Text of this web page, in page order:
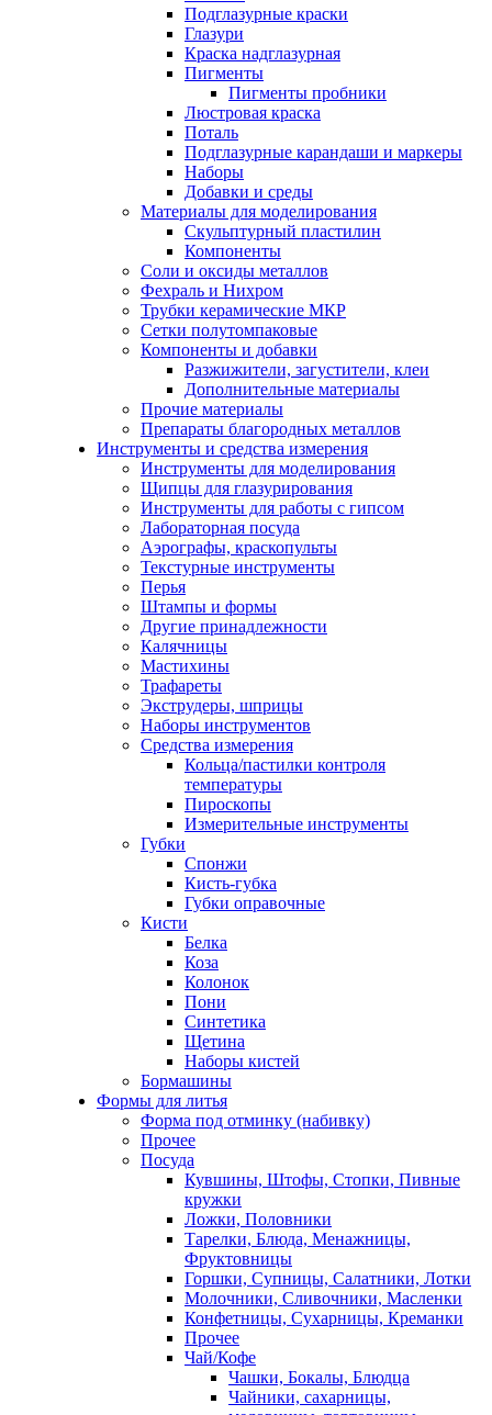
Подглазурные краски
Глазури
Краска надглазурная
Пигменты
Пигменты пробники
Люстровая краска
Поталь
Подглазурные карандаши и маркеры
Наборы
Добавки и среды
Материалы для моделирования
Скульптурный пластилин
Компоненты
Соли и оксиды металлов
Фехраль и Нихром
Трубки керамические МКР
Сетки полутомпаковые
Компоненты и добавки
Разжижители, загустители, клеи
Дополнительные материалы
Прочие материалы
Препараты благородных металлов
Инструменты и средства измерения
Инструменты для моделирования
Щипцы для глазурирования
Инструменты для работы с гипсом
Лабораторная посуда
Аэрографы, краскопульты
Текстурные инструменты
Перья
Штампы и формы
Другие принадлежности
Калячницы
Мастихины
Трафареты
Экструдеры, шприцы
Наборы инструментов
Средства измерения
Кольца/пастилки контроля
температуры
Пироскопы
Измерительные инструменты
Губки
Спонжи
Кисть-губка
Губки оправочные
Кисти
Белка
Коза
Колонок
Пони
Синтетика
Щетина
Наборы кистей
Бормашины
Формы для литья
Форма под отминку (набивку)
Прочее
Посуда
Кувшины, Штофы, Стопки, Пивные
кружки
Ложки, Половники
Тарелки, Блюда, Менажницы,
Фруктовницы
Горшки, Супницы, Салатники, Лотки
Молочники, Сливочники, Масленки
Конфетницы, Сухарницы, Креманки
Прочее
Чай/Кофе
Чашки, Бокалы, Блюдца
Чайники, сахарницы,